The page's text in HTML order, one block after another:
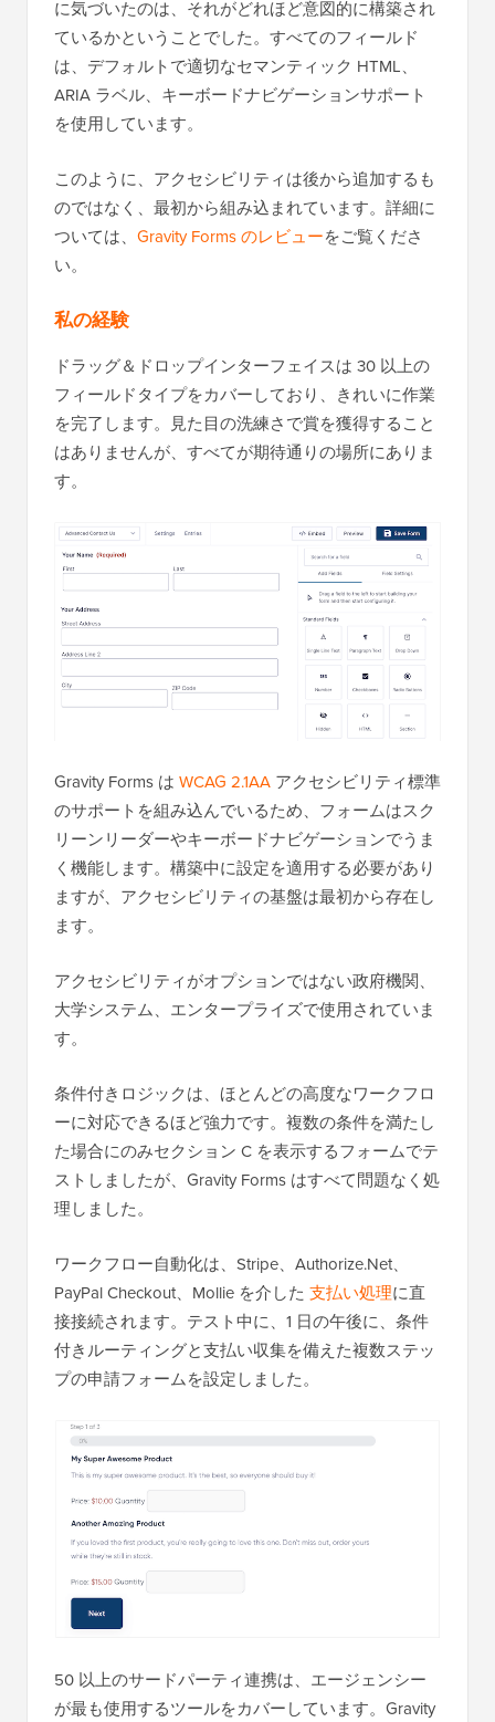
に気づいたのは、それがどれほど意図的に構築され
ているかということでした。すべてのフィールド
は、デフォルトで適切なセマンティック HTML、
ARIA ラベル、キーボードナビゲーションサポート
を使用しています。
このように、アクセシビリティは後から追加するも
のではなく、最初から組み込まれています。詳細に
ついては、 Gravity Forms のレビューをご覧くださ
い。
私の経験
ドラッグ＆ドロップインターフェイスは 30 以上の
フィールドタイプをカバーしており、きれいに作業
を完了します。見た目の洗練さで賞を獲得すること
はありませんが、すべてが期待通りの場所にありま
す。
Gravity Forms は WCAG 2.1AA アクセシビリティ標準
のサポートを組み込んでいるため、フォームはスク
リーンリーダーやキーボードナビゲーションでうま
く機能します。構築中に設定を適用する必要があり
ますが、アクセシビリティの基盤は最初から存在し
ます。
アクセシビリティがオプションではない政府機関、
大学システム、エンタープライズで使用されていま
す。
条件付きロジックは、ほとんどの高度なワークフロ
ーに対応できるほど強力です。複数の条件を満たし
た場合にのみセクション C を表示するフォームでテ
ストしましたが、Gravity Forms はすべて問題なく処
理しました。
ワークフロー自動化は、Stripe、Authorize.Net、
PayPal Checkout、Mollie を介した 支払い処理に直
接接続されます。テスト中に、1 日の午後に、条件
付きルーティングと支払い収集を備えた複数ステッ
プの申請フォームを設定しました。
50 以上のサードパーティ連携は、エージェンシー
が最も使用するツールをカバーしています。Gravity